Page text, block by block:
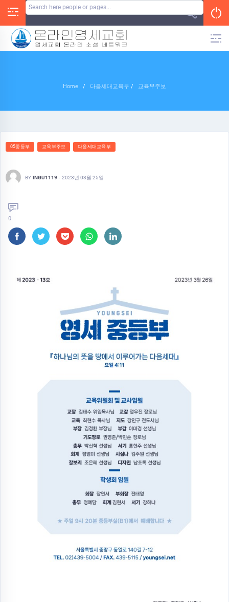
Home / 다음세대교육부 / 교육부주보
05중등부 교육부주보 다음세대교육부
BY INGU1119 - 2023년 03월 25일
0